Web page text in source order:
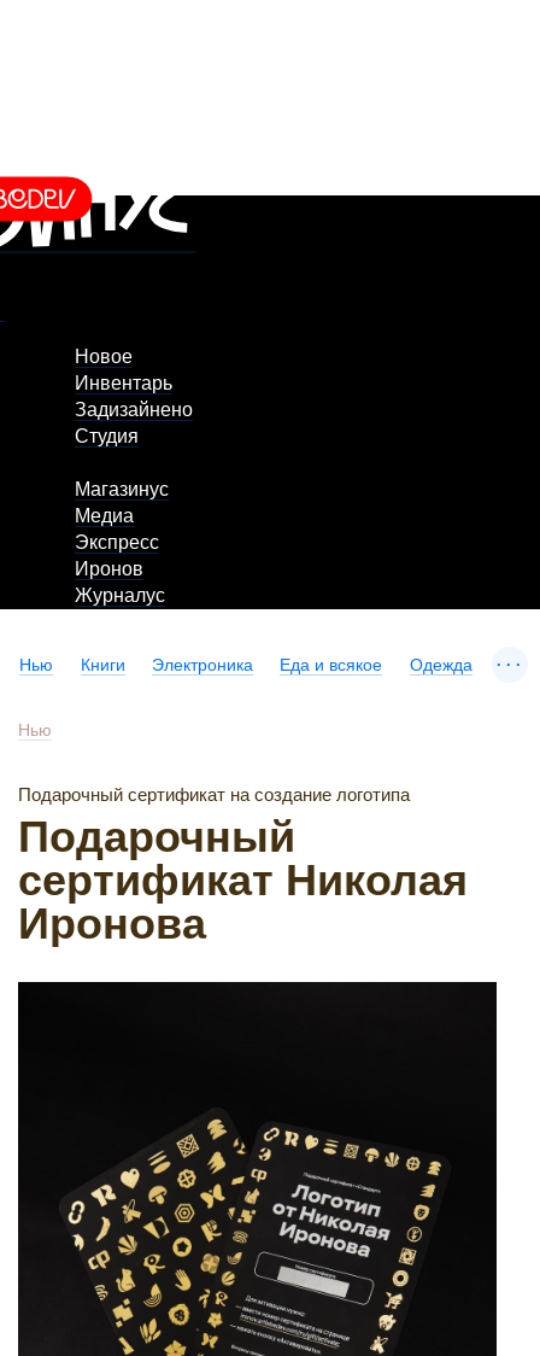
Новое
Инвентарь
Задизайнено
Студия
Магазинус
Медиа
Экспресс
Иронов
Журналус
Нью Книги Электроника Еда и всякое Одежда ...
Нью
Подарочный сертификат на создание логотипа
Подарочный
сертификат Николая
Иронова